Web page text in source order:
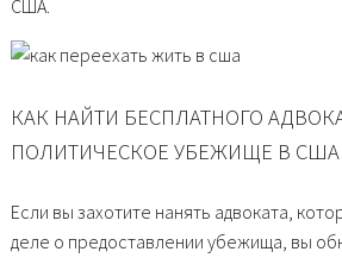
США.
КАК НАЙТИ БЕСПЛАТНОГО
ПОЛИТИЧЕСКОЕ УБЕЖИЩЕ В США
Если вы захотите нанять адвоката,
деле о предоставлении убежища, вы